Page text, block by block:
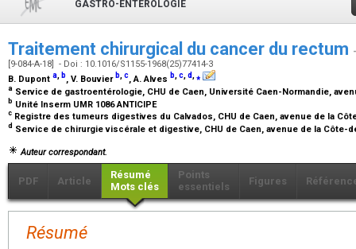
GASTRO-ENTÉROLOGIE
Traitement chirurgical du cancer du rectum
[9-084-A-18] - Doi : 10.1016/S1155-1968(25)77414-3
B. Dupont a, b, V. Bouvier b,c, A. Alves b,c,d,⁎
a Service de gastroentérologie, CHU de Caen, Université Caen-Normandie,
b Unité Inserm UMR 1086 ANTICIPE
c Registre des tumeurs digestives du Calvados, CHU de Caen, avenue de la
d Service de chirurgie viscérale et digestive, CHU de Caen, avenue de la Côte-
Auteur correspondant.
PDF Article
Résumé
Mots clés
Points
essentiels
Figures
Résumé